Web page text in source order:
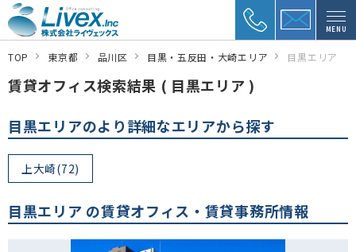
MENU
TOP 東京都 品川区 目黒・五反田・大崎エリア 目黒エリア
賃貸オフィス検索結果 ( 目黒エリア )
目黒エリアのより詳細なエリアから探す
上大崎(72)
目黒エリア の賃貸オフィス・賃貸事務所情報